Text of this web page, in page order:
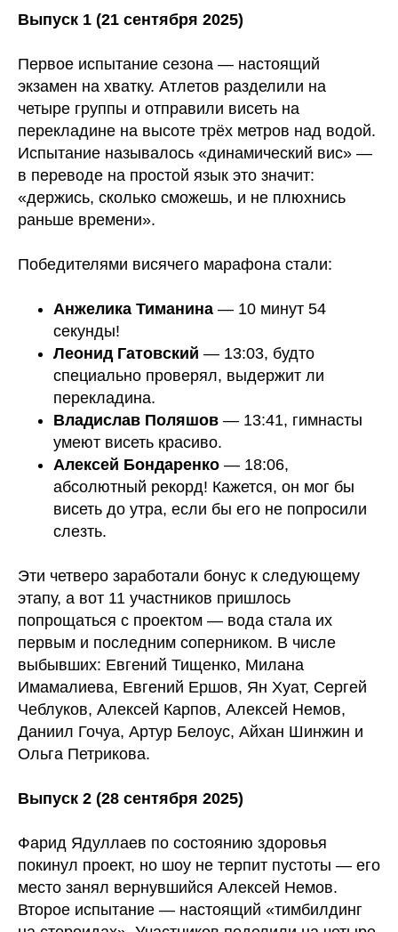
Выпуск 1 (21 сентября 2025)
Первое испытание сезона — настоящий
экзамен на хватку. Атлетов разделили на
четыре группы и отправили висеть на
перекладине на высоте трёх метров над водой.
Испытание называлось «динамический вис» —
в переводе на простой язык это значит:
«держись, сколько сможешь, и не плюхнись
раньше времени».
Победителями висячего марафона стали:
Анжелика Тиманина — 10 минут 54
секунды!
Леонид Гатовский — 13:03, будто
специально проверял, выдержит ли
перекладина.
Владислав Поляшов — 13:41, гимнасты
умеют висеть красиво.
Алексей Бондаренко — 18:06,
абсолютный рекорд! Кажется, он мог бы
висеть до утра, если бы его не попросили
слезть.
Эти четверо заработали бонус к следующему
этапу, а вот 11 участников пришлось
попрощаться с проектом — вода стала их
первым и последним соперником. В числе
выбывших: Евгений Тищенко, Милана
Имамалиева, Евгений Ершов, Ян Хуат, Сергей
Чеблуков, Алексей Карпов, Алексей Немов,
Даниил Гочуа, Артур Белоус, Айхан Шинжин и
Ольга Петрикова.
Выпуск 2 (28 сентября 2025)
Фарид Ядуллаев по состоянию здоровья
покинул проект, но шоу не терпит пустоты — его
место занял вернувшийся Алексей Немов.
Второе испытание — настоящий «тимбилдинг